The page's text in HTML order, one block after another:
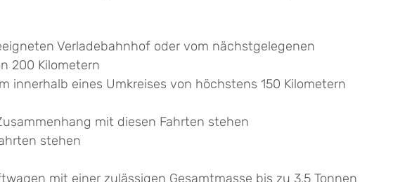
Verladebahnhof oder vom nächstgelegenen
200 Kilometern
eines Umkreises von höchstens 150 Kilometern
mit diesen Fahrten stehen
stehen
mit einer zulässigen Gesamtmasse bis zu 3,5 Tonnen